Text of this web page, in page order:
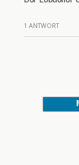
1 ANTWORT